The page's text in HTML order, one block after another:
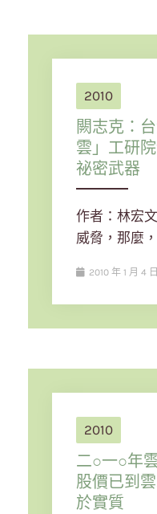
2010
闕志克：
雲」工研
祕密武器
作者：林宏
威脅，那麼
2010 年 1 月 4 日
2010
二○一○年
股價已到
於實質